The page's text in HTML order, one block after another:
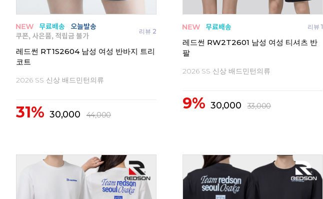
리뷰 2
레드썬 RT1S2604 남성 여성 반바지 트리
코트
2026 SS 신상 배드민턴의류
31% 30,000 44,000
리뷰 1
레드썬 RW2T2601 남성 여성 티셔츠 반
팔
2026 SS 신상 배드민턴의류
9% 30,000 33,000